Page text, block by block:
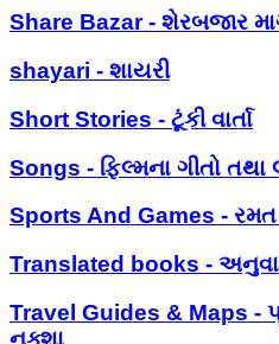
Share Bazar - શેરબજાર
shayari - શાયરી
Short Stories - ટૂંકી વાર્તા
Songs - ફિલ્મના ગીતો તથા
Sports And Games -
Translated books -
Travel Guides & Maps -
નક્શા